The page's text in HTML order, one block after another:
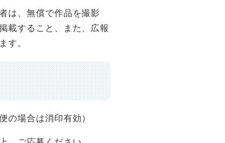
は、無償で作品を撮影
載すること、また、広報
す。
場合は消印有効）